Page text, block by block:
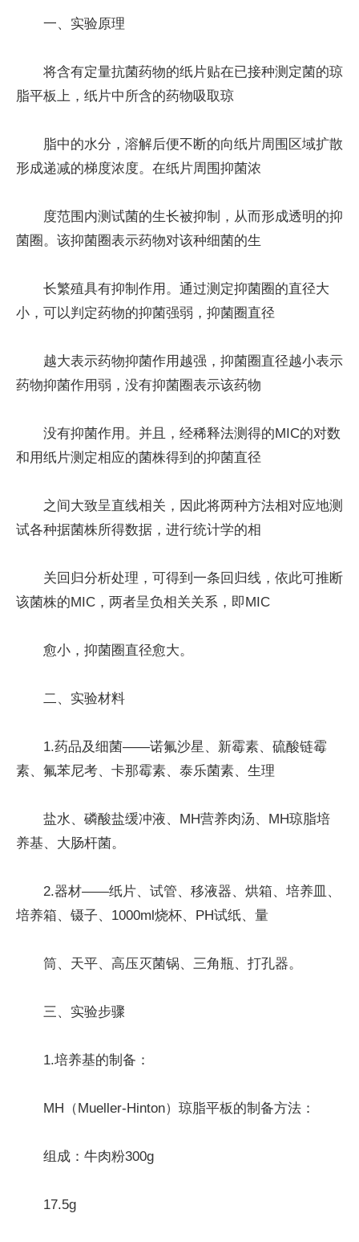
一、实验原理
将含有定量抗菌药物的纸片贴在已接种测定菌的琼
脂平板上，纸片中所含的药物吸取琼
脂中的水分，溶解后便不断的向纸片周围区域扩散
形成递减的梯度浓度。在纸片周围抑菌浓
度范围内测试菌的生长被抑制，从而形成透明的抑
菌圈。该抑菌圈表示药物对该种细菌的生
长繁殖具有抑制作用。通过测定抑菌圈的直径大
小，可以判定药物的抑菌强弱，抑菌圈直径
越大表示药物抑菌作用越强，抑菌圈直径越小表示
药物抑菌作用弱，没有抑菌圈表示该药物
没有抑菌作用。并且，经稀释法测得的MIC的对数
和用纸片测定相应的菌株得到的抑菌直径
之间大致呈直线相关，因此将两种方法相对应地测
试各种据菌株所得数据，进行统计学的相
关回归分析处理，可得到一条回归线，依此可推断
该菌株的MIC，两者呈负相关关系，即MIC
愈小，抑菌圈直径愈大。
二、实验材料
1.药品及细菌——诺氟沙星、新霉素、硫酸链霉
素、氟苯尼考、卡那霉素、泰乐菌素、生理
盐水、磷酸盐缓冲液、MH营养肉汤、MH琼脂培
养基、大肠杆菌。
2.器材——纸片、试管、移液器、烘箱、培养皿、
培养箱、镊子、1000ml烧杯、PH试纸、量
筒、天平、高压灭菌锅、三角瓶、打孔器。
三、实验步骤
1.培养基的制备：
MH（Mueller-Hinton）琼脂平板的制备方法：
组成：牛肉粉300g
17.5g